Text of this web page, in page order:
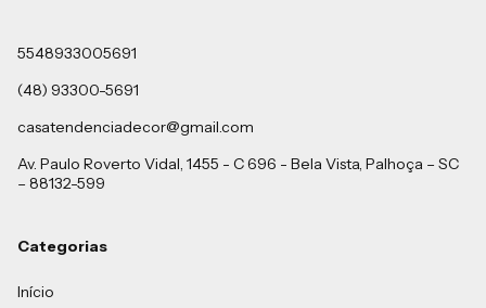
5548933005691
(48) 93300-5691
casatendenciadecor@gmail.com
Av. Paulo Roverto Vidal, 1455 - C 696 - Bela Vista, Palhoça – SC
– 88132-599
Categorias
Início